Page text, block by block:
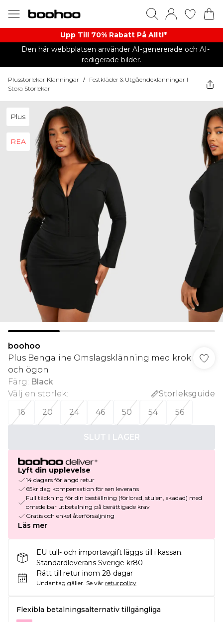
Upp Till 70% Rabatt På Allt!*
Den här webbplatsen använder AI-genererade och AI-
redigerade bilder.
Plusstorlekar Klänningar / Festkläder & Utgåendeklänningar I
Stora Storlekar
Plus
REA
boohoo
Plus Bengaline Omslagsklänning med krok
och ögon
Färg: Black
Välj en storlek:
Storleksguide
16
20 24 46 50 54 56
SLUT I LAGER
Lyft din upplevelse
14 dagars förlängd retur
65kr dag kompensation för sen leverans
Full täckning för din beställning (förlorad, stulen, skadad) med
omedelbar utbetalning på berättigade krav
Gratis och enkel återförsäljning
Läs mer
EU tull- och importavgift läggs till i kassan.
Standardleverans Sverige kr80
Rätt till retur inom 28 dagar
Undantag gäller. Se vår returpolicy
Flexibla betalningsalternativ tillgängliga